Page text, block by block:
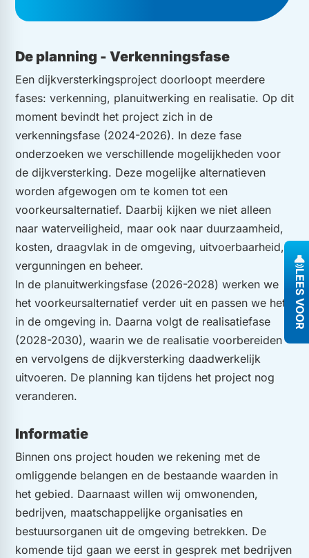
De planning - Verkenningsfase
Een dijkversterkingsproject doorloopt meerdere
fases: verkenning, planuitwerking en realisatie. Op dit
moment bevindt het project zich in de
verkenningsfase (2024-2026). In deze fase
onderzoeken we verschillende mogelijkheden voor
de dijkversterking. Deze mogelijke alternatieven
worden afgewogen om te komen tot een
voorkeursalternatief. Daarbij kijken we niet alleen
naar waterveiligheid, maar ook naar duurzaamheid,
kosten, draagvlak in de omgeving, uitvoerbaarheid,
vergunningen en beheer.
In de planuitwerkingsfase (2026-2028) werken we
het voorkeursalternatief verder uit en passen we het
in de omgeving in. Daarna volgt de realisatiefase
(2028-2030), waarin we de realisatie voorbereiden
en vervolgens de dijkversterking daadwerkelijk
uitvoeren. De planning kan tijdens het project nog
veranderen.
Informatie
Binnen ons project houden we rekening met de
omliggende belangen en de bestaande waarden in
het gebied. Daarnaast willen wij omwonenden,
bedrijven, maatschappelijke organisaties en
bestuursorganen uit de omgeving betrekken. De
komende tijd gaan we eerst in gesprek met bedrijven
LEES VOOR